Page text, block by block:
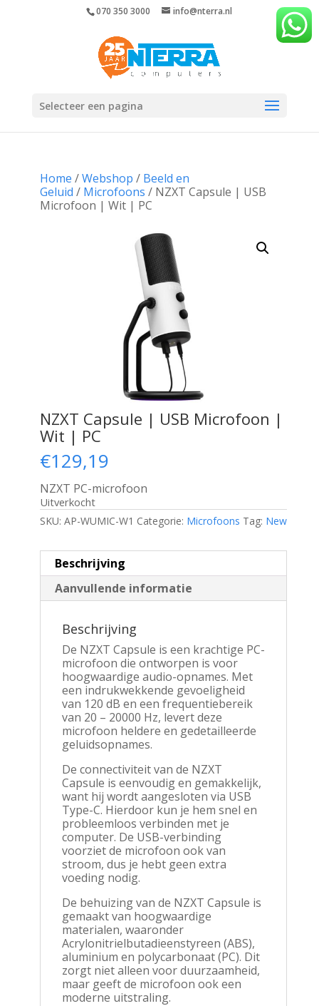
070 350 3000 info@nterra.nl
Selecteer een pagina
Home /Webshop / Beeld en
Geluid / Microfoons / NZXT Capsule | USB
Microfoon | Wit | PC
NZXT Capsule | USB Microfoon |
Wit | PC
€129,19
NZXT PC-microfoon
Uitverkocht
SKU: AP-WUMIC-W1 Categorie: Microfoons Tag: New
Beschrijving
Aanvullende informatie
Beschrijving
De NZXT Capsule is een krachtige PC-
microfoon die ontworpen is voor
hoogwaardige audio-opnames. Met
een indrukwekkende gevoeligheid
van 120 dB en een frequentiebereik
van 20 – 20000 Hz, levert deze
microfoon heldere en gedetailleerde
geluidsopnames.
De connectiviteit van de NZXT
Capsule is eenvoudig en gemakkelijk,
want hij wordt aangesloten via USB
Type-C. Hierdoor kun je hem snel en
probleemloos verbinden met je
computer. De USB-verbinding
voorziet de microfoon ook van
stroom, dus je hebt geen extra
voeding nodig.
De behuizing van de NZXT Capsule is
gemaakt van hoogwaardige
materialen, waaronder
Acrylonitrielbutadieenstyreen (ABS),
aluminium en polycarbonaat (PC). Dit
zorgt niet alleen voor duurzaamheid,
maar geeft de microfoon ook een
moderne uitstraling.